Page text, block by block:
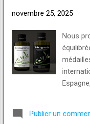
https://
46-46-
https://
novembre 25, 2025
Nous
délicat
Publier un